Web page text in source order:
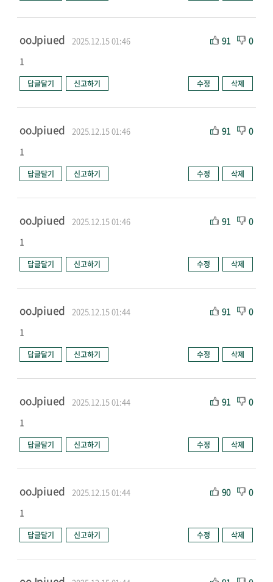
ooJpiued 2025.12.15 01:46 91
0
1
답글달기 신고하기 수정 삭제
ooJpiued 2025.12.15 01:46 91
0
1
답글달기 신고하기 수정 삭제
ooJpiued 2025.12.15 01:46 91
0
1
답글달기 신고하기 수정 삭제
ooJpiued 2025.12.15 01:44 91
0
1
답글달기 신고하기 수정 삭제
ooJpiued 2025.12.15 01:44 91
0
1
답글달기 신고하기 수정 삭제
ooJpiued 2025.12.15 01:44 90
0
1
답글달기 신고하기 수정 삭제